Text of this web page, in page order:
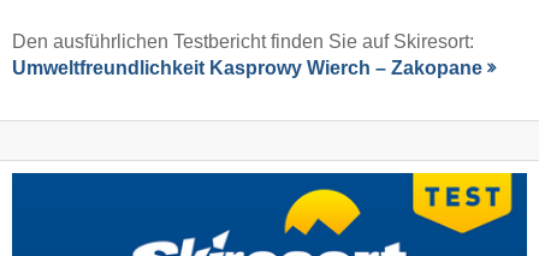
Den ausführlichen Testbericht finden Sie auf Skiresort:
Umweltfreundlichkeit Kasprowy Wierch – Zakopane